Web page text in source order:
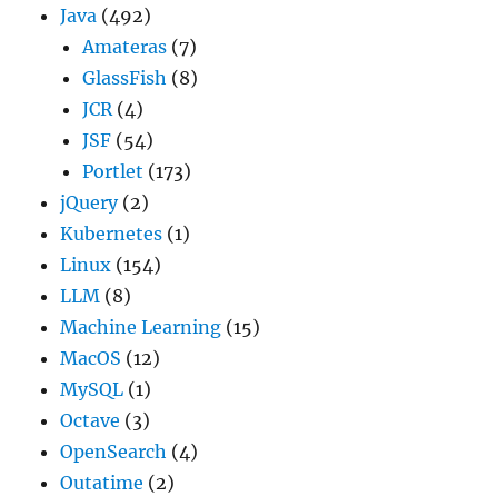
Java (492)
Amateras (7)
GlassFish (8)
JCR(4)
JSF (54)
Portlet (173)
jQuery(2)
Kubernetes (1)
Linux (154)
LLM (8)
Machine Learning (15)
MacOS (12)
MySQL (1)
Octave (3)
OpenSearch (4)
Outatime (2)